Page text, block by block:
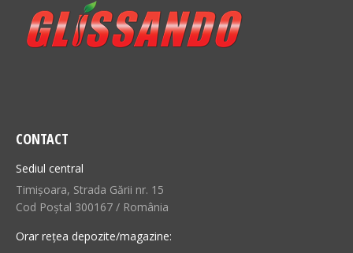
CONTACT
Sediul central
Timișoara, Strada Gării nr. 15
Cod Poștal 300167 / România
Orar rețea depozite/magazine: